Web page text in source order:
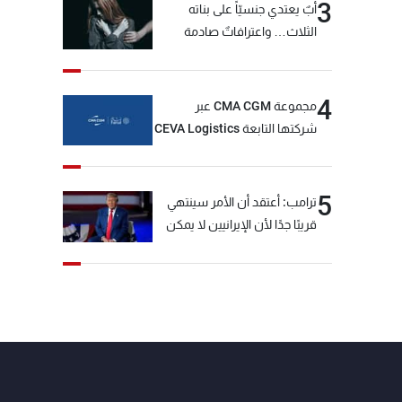
3أبٌ يعتدي جنسيّاً على بناته
الثلاث… واعترافاتٌ صادمة
4
مجموعة CMA CGM عبر
شركتها التابعة CEVA Logistics
5ترامب: أعتقد أن الأمر سينتهي
قريبًا جدًا لأن الإيرانيين لا يمكن